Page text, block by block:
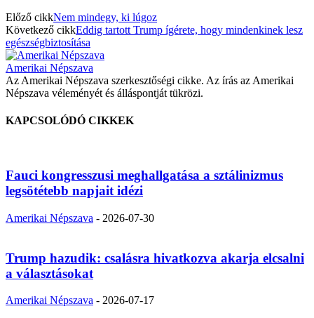
Előző cikkNem mindegy, ki lúgoz
Következő cikkEddig tartott Trump ígérete, hogy mindenkinek lesz
egészségbiztosítása
Amerikai Népszava
Az Amerikai Népszava szerkesztőségi cikke. Az írás az Amerikai
Népszava véleményét és álláspontját tükrözi.
KAPCSOLÓDÓ CIKKEK
Fauci kongresszusi meghallgatása a sztálinizmus
legsötétebb napjait idézi
Amerikai Népszava - 2026-07-30
Trump hazudik: csalásra hivatkozva akarja elcsalni
a választásokat
Amerikai Népszava - 2026-07-17